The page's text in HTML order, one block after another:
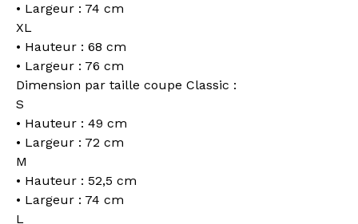
• Largeur : 74 cm
XL
• Hauteur : 68 cm
• Largeur : 76 cm
Dimension par taille coupe Classic :
S
• Hauteur : 49 cm
• Largeur : 72 cm
M
• Hauteur : 52,5 cm
• Largeur : 74 cm
L